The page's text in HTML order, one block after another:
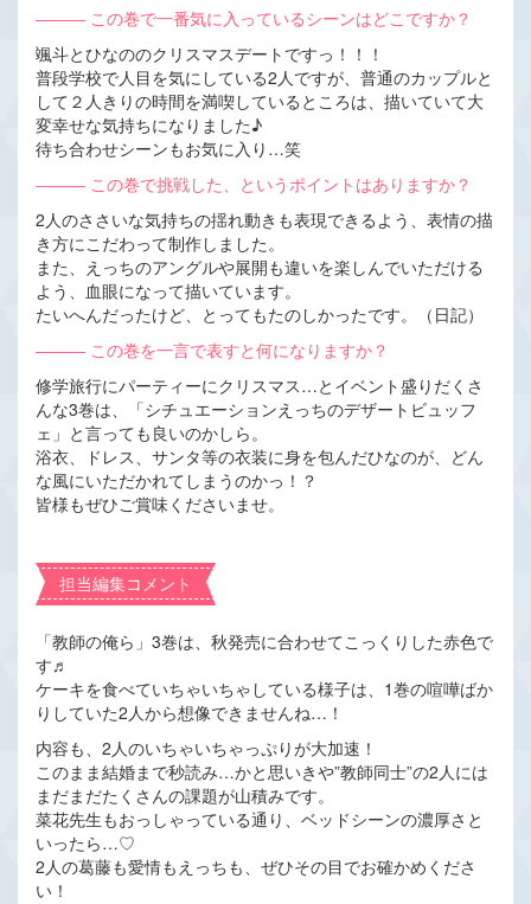
――― この巻で一番気に入っているシーンはどこですか？
颯斗とひなののクリスマスデートですっ！！！
普段学校で人目を気にしている2人ですが、普通のカップルと
して２人きりの時間を満喫しているところは、描いていて大
変幸せな気持ちになりました♪
待ち合わせシーンもお気に入り…笑
――― この巻で挑戦した、というポイントはありますか？
2人のささいな気持ちの揺れ動きも表現できるよう、表情の描
き方にこだわって制作しました。
また、えっちのアングルや展開も違いを楽しんでいただける
よう、血眼になって描いています。
たいへんだったけど、とってもたのしかったです。（日記）
――― この巻を一言で表すと何になりますか？
修学旅行にパーティーにクリスマス…とイベント盛りだくさ
んな3巻は、「シチュエーションえっちのデザートビュッフ
ェ」と言っても良いのかしら。
浴衣、ドレス、サンタ等の衣装に身を包んだひなのが、どん
な風にいただかれてしまうのかっ！？
皆様もぜひご賞味くださいませ。
担当編集コメント
「教師の俺ら」3巻は、秋発売に合わせてこっくりした赤色で
す♬
ケーキを食べていちゃいちゃしている様子は、1巻の喧嘩ばか
りしていた2人から想像できませんね…！
内容も、2人のいちゃいちゃっぷりが大加速！
このまま結婚まで秒読み…かと思いきや”教師同士”の2人には
まだまだたくさんの課題が山積みです。
菜花先生もおっしゃっている通り、ベッドシーンの濃厚さと
いったら…♡
2人の葛藤も愛情もえっちも、ぜひその目でお確かめくださ
い！